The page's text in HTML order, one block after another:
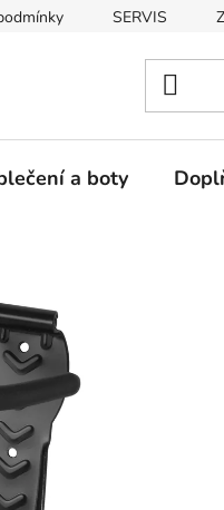
SERVIS
a boty